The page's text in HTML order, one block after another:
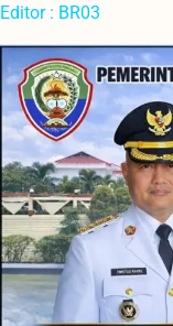
Editor : BR03